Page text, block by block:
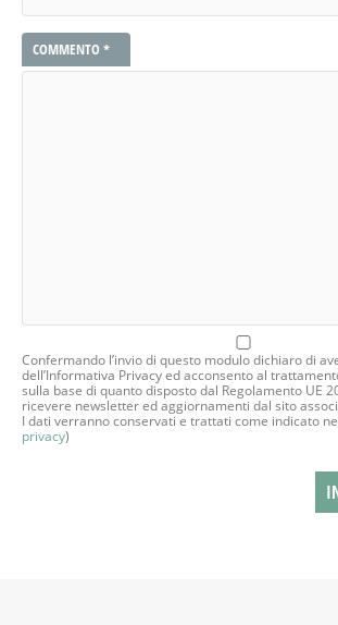
COMMENTO *
Confermando l’invio di questo modulo dichiaro di
dell’Informativa Privacy ed acconsento al
sulla base di quanto disposto dal Regolamento UE
ricevere newsletter ed aggiornamenti dal sito
I dati verranno conservati e trattati come indicato
privacy)